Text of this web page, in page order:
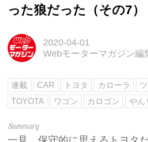
った狼だった（その7）
2020-04-01
Webモーターマガジン編
連載 CAR トヨタ カローラ
TOYOTA
ワゴン カロゴン やん
一見、保守的に思えるトヨタ